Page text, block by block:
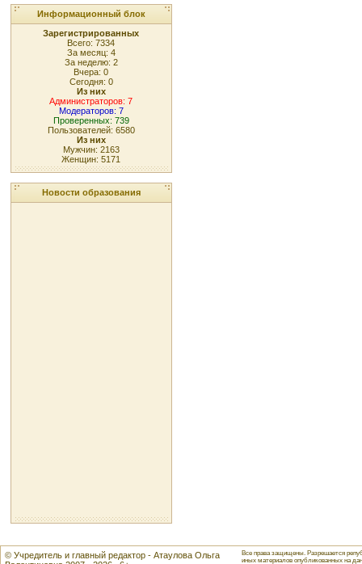
Информационный блок
Зарегистрированных
Всего: 7334
За месяц: 4
За неделю: 2
Вчера: 0
Сегодня: 0
Из них
Администраторов: 7
Модераторов: 7
Проверенных: 739
Пользователей: 6580
Из них
Мужчин: 2163
Женщин: 5171
Новости образования
© Учредитель и главный редактор - Атаулова Ольга
Все права защищены. Разрешается
иных материалов опубликованных на